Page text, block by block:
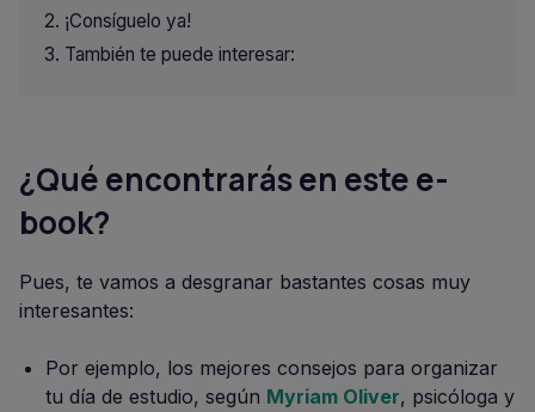
¡Consíguelo ya!
También te puede interesar:
¿Qué encontrarás en este e-
book?
Pues, te vamos a desgranar bastantes cosas muy
interesantes:
Por ejemplo, los mejores consejos para organizar
tu día de estudio, según Myriam Oliver, psicóloga y